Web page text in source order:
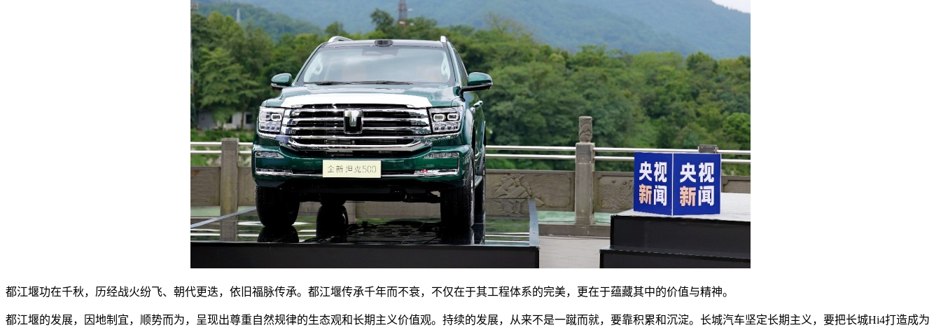
都江堰功在千秋，历经战火纷飞、朝代更迭，依旧福脉传承。都江堰传承千年而不衰，不仅在于其工程体系的完美，更在于蕴藏其中的价值与精神。
都江堰的发展，因地制宜，顺势而为，呈现出尊重自然规律的生态观和长期主义价值观。持续的发展，从来不是一蹴而就，要靠积累和沉淀。长城汽车坚定长期主义，要把长城Hi4打造成为